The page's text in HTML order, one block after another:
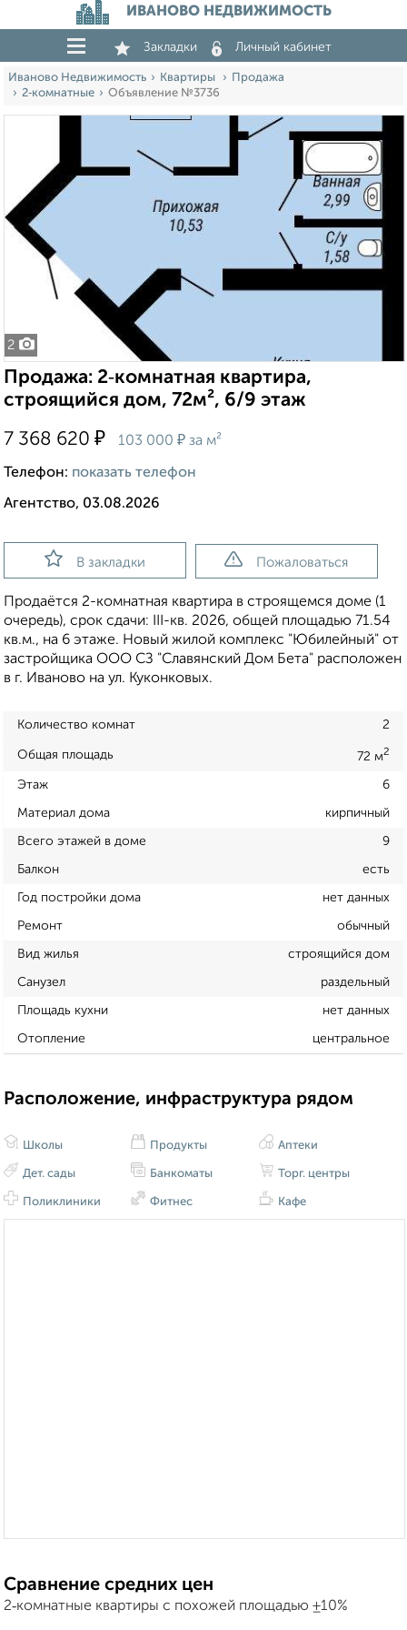
ИВАНОВО НЕДВИЖИМОСТЬ
Закладки Личный кабинет
Иваново Недвижимость Квартиры
Продажа
2‑комнатные
Объявление №3736
2
Продажа: 2‑комнатная квартира,
строящийся дом, 72м², 6/9 этаж
7 368 620 ₽ 103 000 ₽ за м²
Телефон: показать телефон
Агентство, 03.08.2026
В закладки Пожаловаться
Продаётся 2-комнатная квартира в строящемся доме (1
очередь), срок сдачи: III-кв. 2026, общей площадью 71.54
кв.м., на 6 этаже. Новый жилой комплекс "Юбилейный" от
застройщика ООО СЗ "Славянский Дом Бета" расположен
в г. Иваново на ул. Куконковых.
Количество комнат 2
Общая площадь 72 м2
Этаж 6
Материал дома кирпичный
Всего этажей в доме 9
Балкон есть
Год постройки дома нет данных
Ремонт обычный
Вид жилья строящийся дом
Санузел раздельный
Площадь кухни нет данных
Отопление центральное
Расположение, инфраструктура рядом
Школы
Дет. сады
Поликлиники
Продукты
Банкоматы
Фитнес
Аптеки
Торг. центры
Кафе
Сравнение средних цен
2‑комнатные квартиры с похожей площадью ±10%